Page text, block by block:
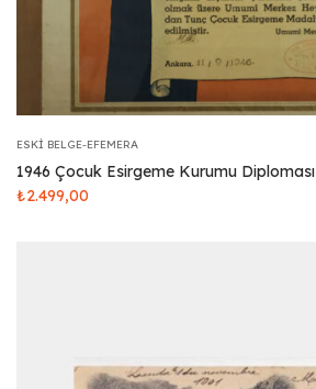
ESKI BELGE-EFEMERA
1946 Çocuk Esirgeme Kurumu Diploması
₺2.499,00